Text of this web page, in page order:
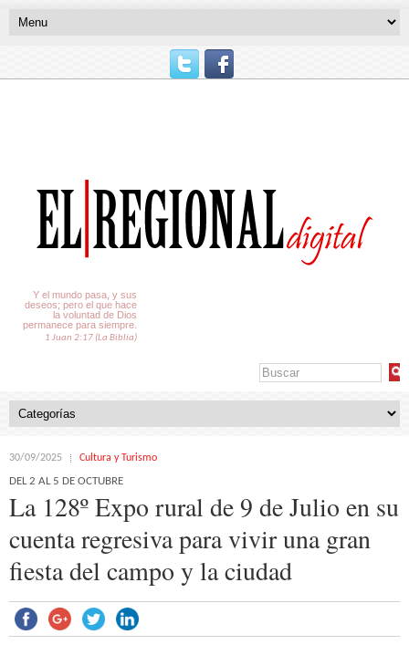
Y el mundo pasa, y sus
deseos; pero el que hace
la voluntad de Dios
permanece para siempre.
1 Juan 2:17 (La Biblia)
30/09/2025 Cultura y Turismo
DEL 2 AL 5 DE OCTUBRE
La 128º Expo rural de 9 de Julio en su
cuenta regresiva para vivir una gran
fiesta del campo y la ciudad